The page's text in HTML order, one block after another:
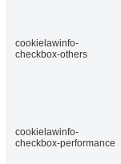
cookielawinfo-
checkbox-others
cookielawinfo-
checkbox-performance